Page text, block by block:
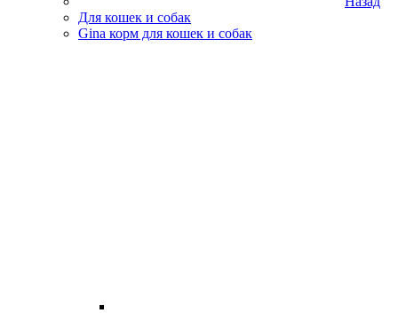
Для кошек и собак
Gina корм для кошек и собак